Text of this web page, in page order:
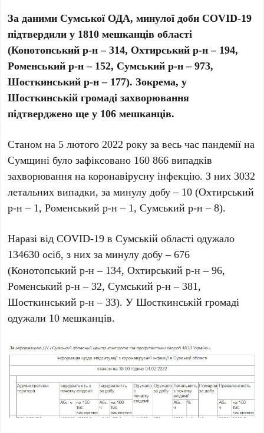
За даними Сумської ОДА, минулої доби COVID-19
підтвердили у 1810 мешканців області
(Конотопський р-н –314, Охтирський р-н– 194,
Роменський р-н– 152, Сумський р-н –973,
Шосткинський р-н– 177). Зокрема, у
Шосткинській громаді захворювання
підтверджено ще у 106 мешканців.
Станом на 5 лютого 2022 року за весь час пандемії на
Сумщині було зафіксовано 160 866 випадків
захворювання на коронавірусну інфекцію. З них 3032
летальних випадки, за минулу добу – 10 (Охтирський
р-н – 1, Роменський р-н – 1, Сумський р-н – 8).
Наразі від COVID-19 в Сумській області одужало
134630 осіб, з них за минулу добу – 676
(Конотопський р-н – 134, Охтирський р-н – 96,
Роменський р-н – 32, Сумський р-н – 381,
Шосткинський р-н – 33). У Шосткинській громаді
одужали 10 мешканців.